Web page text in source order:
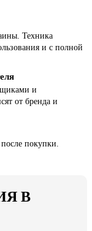
Техника
и с полной
и
от бренда и
покупки.
В